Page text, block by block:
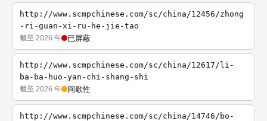
http://www.scmpchinese.com/sc/china/12456/zhong
-ri-guan-xi-ru-he-jie-tao
截至 2026 年 已屏蔽
http://www.scmpchinese.com/sc/china/12617/li-
ba-ba-huo-yan-chi-shang-shi
截至 2026 年 间歇性
http://www.scmpchinese.com/sc/china/14746/bo-